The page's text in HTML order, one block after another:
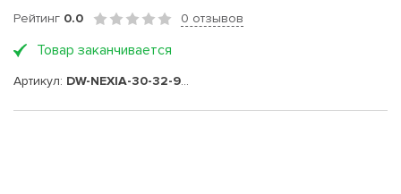
Рейтинг 0.0 0 отзывов
Товар заканчивается
Артикул: DW-NEXIA-30-32-94-XX-FR-LH